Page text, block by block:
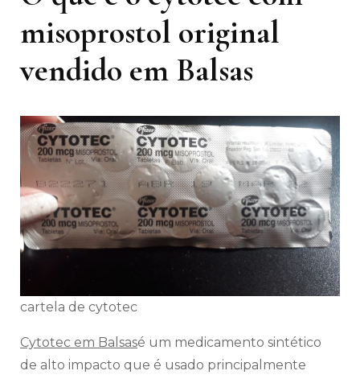
misoprostol original
vendido em Balsas
cartela de cytotec
Cytotec em Balsasé um medicamento sintético
de alto impacto que é usado principalmente